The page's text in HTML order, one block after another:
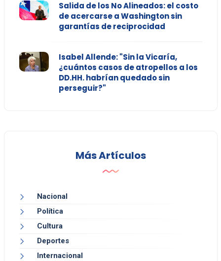
Salida de los No Alineados: el costo
de acercarse a Washington sin
garantías de reciprocidad
Isabel Allende: "Sin la Vicaría,
¿cuántos casos de atropellos a los
DD.HH. habrían quedado sin
perseguir?"
Más Artículos
Nacional
Política
Cultura
Deportes
Internacional